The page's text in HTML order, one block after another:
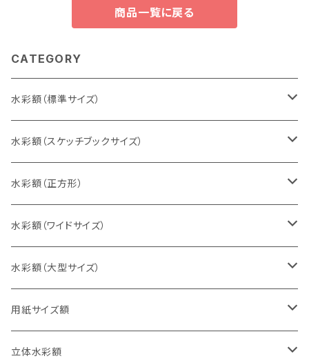
商品一覧に戻る
CATEGORY
水彩額（標準サイズ）
インチ判（203×254ミリ）
八切判（242×303ミリ）
太子判（288×379ミリ）
四切判（348×424ミリ）
大衣判（394×509ミリ）
半切判（424×545ミリ）
水彩額（スケッチブックサイズ）
スケッチ4Ｆ（352×443ミリ）
スケッチ6Ｆ（458×550ミリ）
スケッチ8Ｆ（520×595ミリ）
スケッチ10Ｆ（595×670ミリ）
水彩額（正方形）
10cm正方形（100×100ミリ）
15cm正方形（150×150ミリ）
20cm正方形（200×200ミリ）
25cm正方形（250×250ミリ）
水彩額（ワイドサイズ）
15×30cm
20×40cm
25×50cm
水彩額（大型サイズ）
大判（660×850ミリ）
MO判（693×893ミリ）
用紙サイズ額
B5判（182×257ミリ）
立体水彩額